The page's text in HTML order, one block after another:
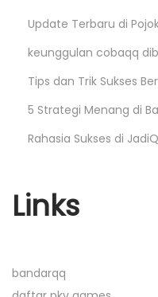
m
Update Terbaru di
keunggulan cobaqq
Tips dan Trik Sukses
5 Strategi Menang di
Rahasia Sukses di
Links
bandarqq